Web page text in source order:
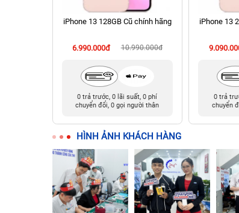
iPhone 13 128GB Cũ chính hãng
6.990.000đ 10.990.000đ
0 trả trước, 0 lãi suất, 0 phí
chuyển đổi, 0 gọi người thân
iPhone 13
0 trả
chuyển
HÌNH ẢNH KHÁCH HÀNG